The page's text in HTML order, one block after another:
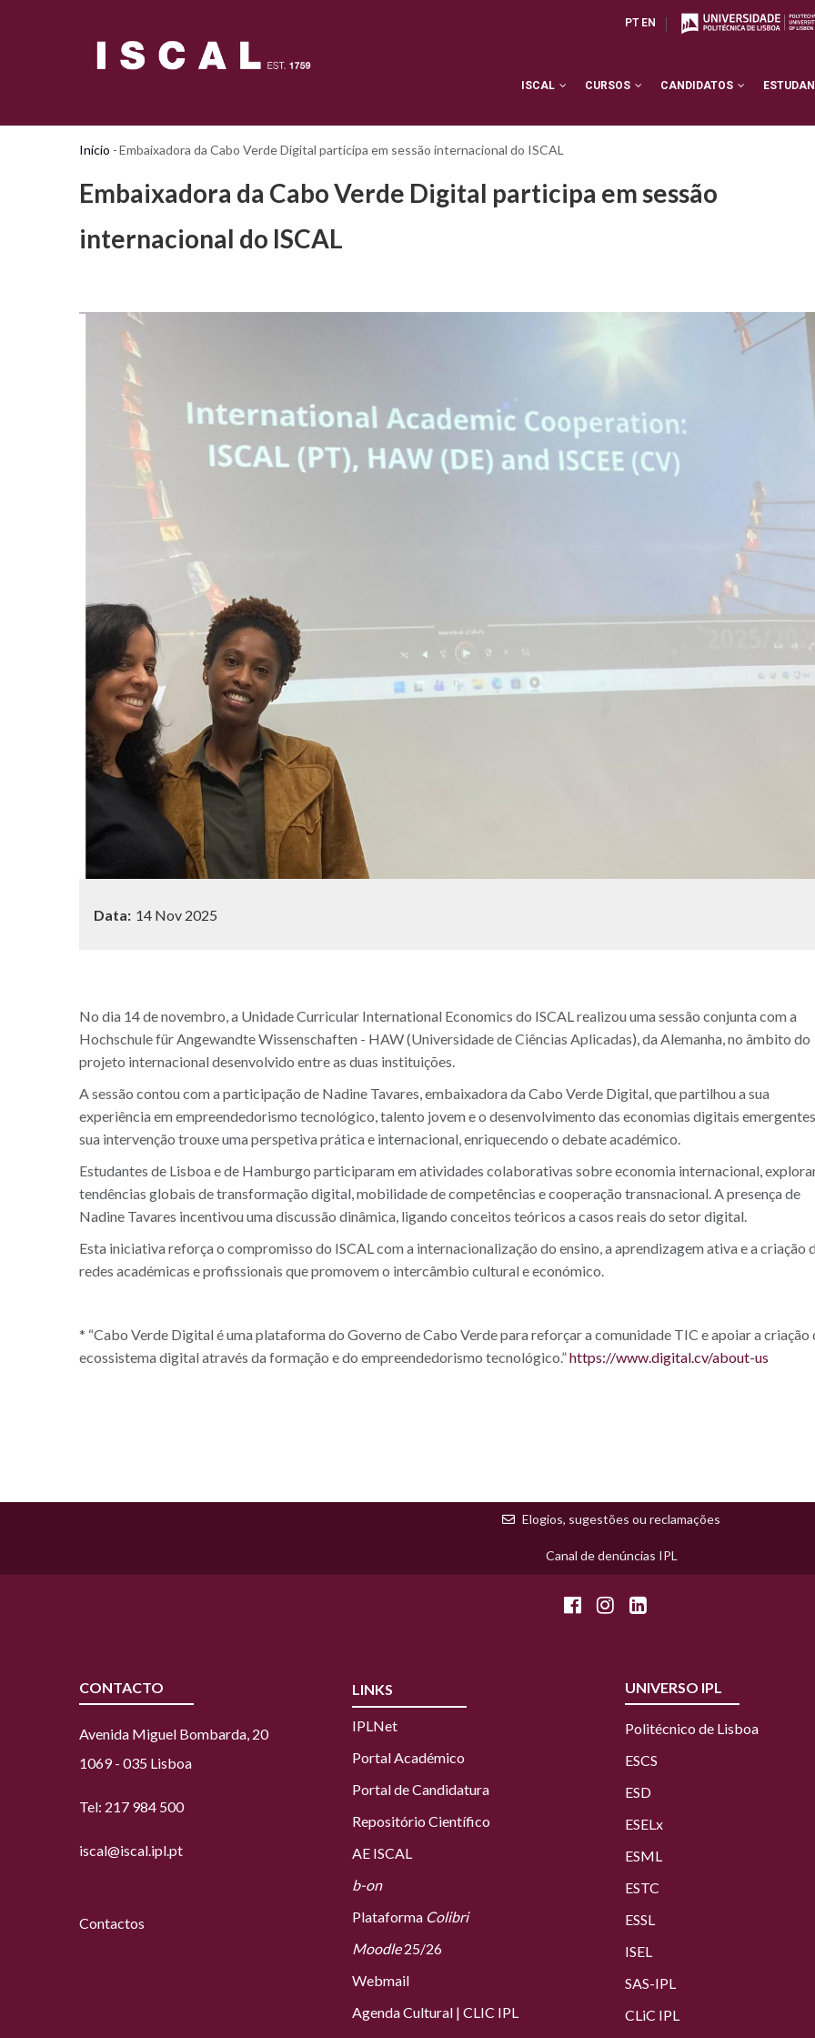
PT EN
ISCAL CURSOS CANDIDATOS
Embaixadora da Cabo Verde Digital participa em sessão
internacional do ISCAL
Data: 14 Nov 2025
No dia 14 de novembro, a Unidade Curricular International Economics do ISCAL realizou uma sessão conjunta com a
Hochschule für Angewandte Wissenschaften - HAW (Universidade de Ciências Aplicadas), da Alemanha, no âmbito do
projeto internacional desenvolvido entre as duas instituições.
A sessão contou com a participação de Nadine Tavares, embaixadora da Cabo Verde Digital, que partilhou a sua
experiência em empreendedorismo tecnológico, talento jovem e o desenvolvimento das economias digitais
sua intervenção trouxe uma perspetiva prática e internacional, enriquecendo o debate académico.
Estudantes de Lisboa e de Hamburgo participaram em atividades colaborativas sobre economia internacional,
tendências globais de transformação digital, mobilidade de competências e cooperação transnacional. A presença de
Nadine Tavares incentivou uma discussão dinâmica, ligando conceitos teóricos a casos reais do setor digital.
Esta iniciativa reforça o compromisso do ISCAL com a internacionalização do ensino, a aprendizagem ativa e a criação
redes académicas e profissionais que promovem o intercâmbio cultural e económico.
* “Cabo Verde Digital é uma plataforma do Governo de Cabo Verde para reforçar a comunidade TIC e apoiar a criação
ecossistema digital através da formação e do empreendedorismo tecnológico.”https://www.digital.cv/about-us
Navegação
estrutural
Início -Embaixadora da Cabo Verde Digital participa em sessão internacional do ISCAL
Elogios, sugestões ou reclamações
Canal de denúncias IPL
CONTACTO
Avenida Miguel Bombarda, 20
1069 - 035 Lisboa
Tel: 217 984 500
iscal@iscal.ipl.pt
Contactos
LINKS
IPLNet
Portal Académico
Portal de Candidatura
Repositório Científico
AE ISCAL
b-on
Plataforma Colibri
Moodle25/26
Webmail
Agenda Cultural | CLIC IPL
UNIVERSO IPL
Politécnico de Lisboa
ESCS
ESD
ESELx
ESML
ESTC
ESSL
ISEL
SAS-IPL
CLiC IPL